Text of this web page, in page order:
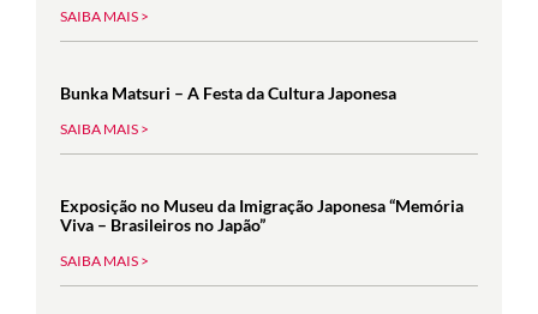
SAIBA MAIS >
Bunka Matsuri – A Festa da Cultura Japonesa
SAIBA MAIS >
Exposição no Museu da Imigração Japonesa “Memória
Viva – Brasileiros no Japão”
SAIBA MAIS >